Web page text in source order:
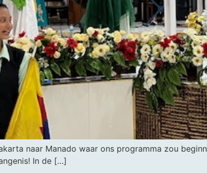
naar Manado waar ons programma zou
In de […]